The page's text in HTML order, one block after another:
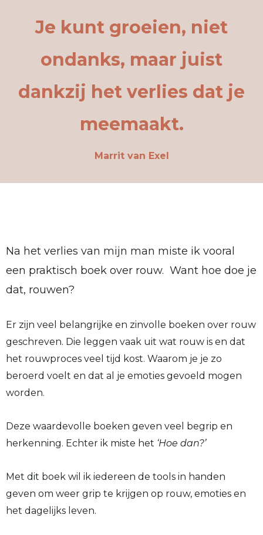
Je kunt groeien, niet
ondanks, maar juist
dankzij het verlies dat je
meemaakt.
Marrit van Exel
Na het verlies van mijn man miste ik vooral
een praktisch boek over rouw. Want hoe doe je
dat, rouwen?
Er zijn veel belangrijke en zinvolle boeken over rouw
geschreven. Die leggen vaak uit wat rouw is en dat
het rouwproces veel tijd kost. Waarom je je zo
beroerd voelt en dat al je emoties gevoeld mogen
worden.
Deze waardevolle boeken geven veel begrip en
herkenning. Echter ik miste het ‘Hoe dan?’
Met dit boek wil ik iedereen de tools in handen
geven om weer grip te krijgen op rouw, emoties en
het dagelijks leven.